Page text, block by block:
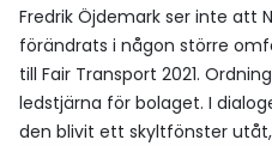
Fredrik Öjdemark ser inte att
förändrats i någon större
till Fair Transport 2021.
ledstjärna för bolaget. I
den blivit ett skyltfönster